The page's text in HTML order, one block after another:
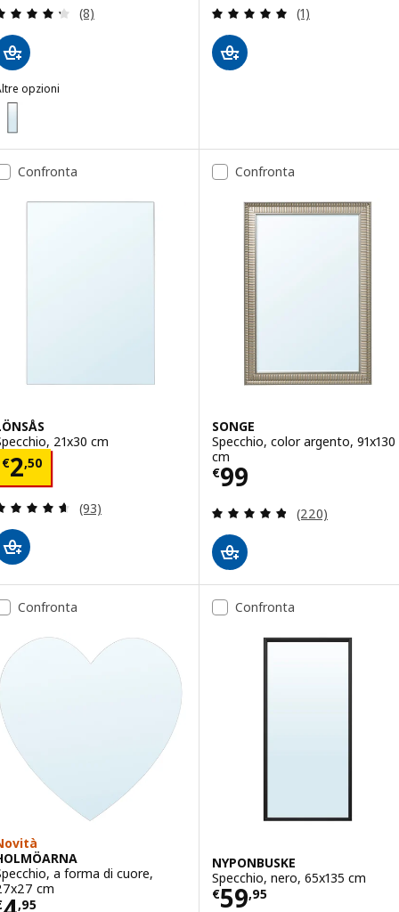
Recensione: 4.3 fuori da 5 stelle. Totale
(8)
opzioni
NYPONBUSKE, Specchio, nero, 40x135 cm
Recensione: 5
(1)
Confronta
21x30 cm
€2,50 € 2,50
Recensione: 4.6 fuori da 5 stelle. Totale
(93)
Confronta
SONGE
Specchio, color argento, 91x130
cm
€99
Prezzo € 99
Recensione:
(220)
Confronta
a forma di cuore,
cm
,95
Confronta
NYPONBUSKE
Specchio, nero, 65x135 cm
€59,95
Prezzo € 59,95